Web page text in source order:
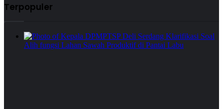
Terpopuler